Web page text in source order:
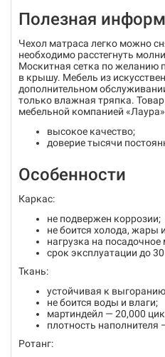
Полезная
Чехол матраса легко можно
необходимо расстегнуть
Москитная сетка по желанию
в крышу. Мебель из
дополнительном
только влажная тряпка.
мебельной компанией
высокое качество;
доверие тысячи
Особенности
Каркас:
не подвержен коррозии;
не боится холода, жары
нагрузка на посадочное
срок эксплуатации до 30
Ткань:
устойчивая к
не боится воды и влаги;
мартиндейл — 20,000
плотность наполнителя
Ротанг: